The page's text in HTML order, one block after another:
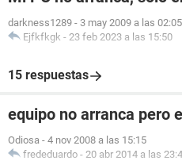
Propiedades del Sistema:
Tipo de arranque Botón
Producto SiS-760
Número de serie
darkness1289 - 3 may 2009 a las 02:05
Ejfkfkgk - 23 feb 2023 a las 15:50
15 respuestas
equipo no arranca pero
Odiosa - 4 nov 2008 a las 15:15
frededuardo - 20 abr 2014 a las